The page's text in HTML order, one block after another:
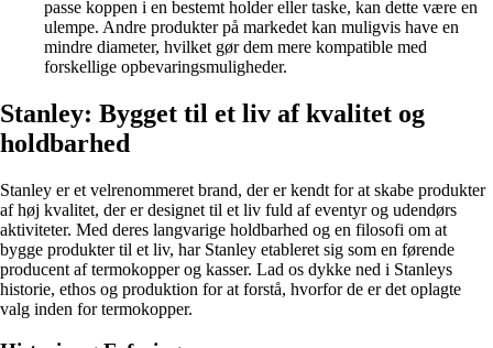
passe koppen i en bestemt holder eller taske, kan dette være en
ulempe. Andre produkter på markedet kan muligvis have en
mindre diameter, hvilket gør dem mere kompatible med
forskellige opbevaringsmuligheder.
Stanley: Bygget til et liv af kvalitet og
holdbarhed
Stanley er et velrenommeret brand, der er kendt for at skabe produkter
af høj kvalitet, der er designet til et liv fuld af eventyr og udendørs
aktiviteter. Med deres langvarige holdbarhed og en filosofi om at
bygge produkter til et liv, har Stanley etableret sig som en førende
producent af termokopper og kasser. Lad os dykke ned i Stanleys
historie, ethos og produktion for at forstå, hvorfor de er det oplagte
valg inden for termokopper.